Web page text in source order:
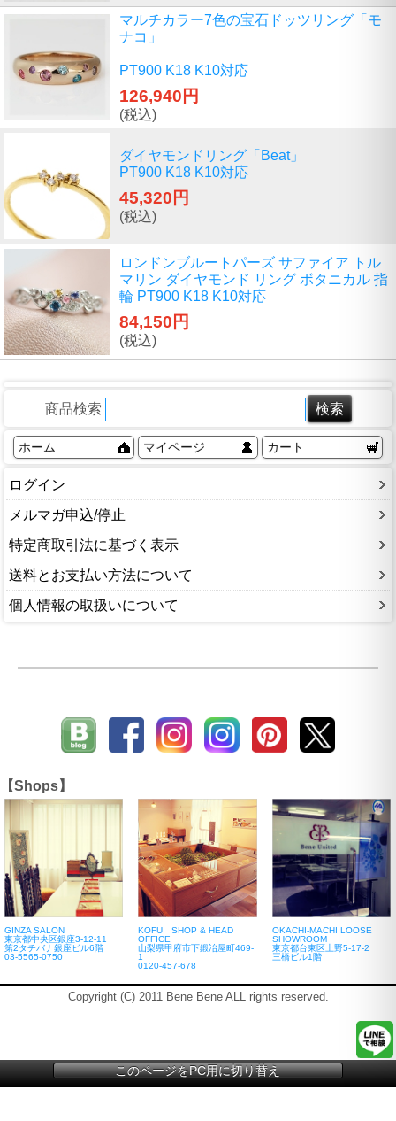
マルチカラー7色の宝石ドッツリング「モ
ナコ」
PT900 K18 K10対応
126,940円
(税込)
ダイヤモンドリング「Beat」
PT900 K18 K10対応
45,320円
(税込)
ロンドンブルートパーズ サファイア トル
マリン ダイヤモンド リング ボタニカル 指
輪 PT900 K18 K10対応
84,150円
(税込)
商品検索
ホーム マイページ カート
ログイン
メルマガ申込/停止
特定商取引法に基づく表示
送料とお支払い方法について
個人情報の取扱いについて
【Shops】
GINZA SALON
東京都中央区銀座3-12-11
第2タチバナ銀座ビル6階
03-5565-0750
KOFU SHOP & HEAD
OFFICE
山梨県甲府市下鍛冶屋町469-
1
0120-457-678
OKACHI-MACHI LOOSE
SHOWROOM
東京都台東区上野5-17-2
三橋ビル1階
Copyright (C) 2011 Bene Bene ALL rights reserved.
このページをPC用に切り替え